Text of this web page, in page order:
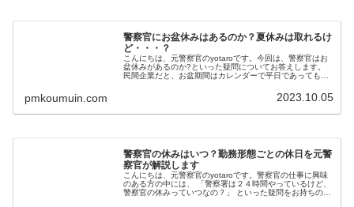
警察官にお盆休みはあるのか？夏休みは取れるけ
ど・・・？
こんにちは、元警察官のyotaroです。今回は、警察官はお
盆休みがあるのか?といった疑問についてお答えします。
民間企業だと、お盆期間はカレンダーで平日であっても、
pmkoumuin.com 2023.10.05
警察官の休みはいつ？勤務形態ごとの休日を元警
察官が解説します
こんにちは、元警察官のyotaroです。警察官の仕事に興味
のある方の中には、 「警察署は２４時間やっているけど、
警察官の休みっていつなの？」 といった疑問をお持ちの方